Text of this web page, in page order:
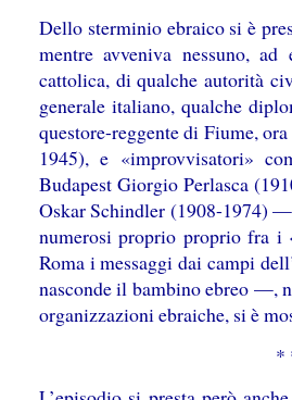
Dello sterminio ebraico si è
mentre avveniva nessuno,
cattolica, di qualche autorità
generale italiano, qualche
questore-reggente di Fiume,
1945), e «improvvisatori»
Budapest Giorgio Perlasca
Oskar Schindler (1908-1974)
numerosi proprio proprio fra i
Roma i messaggi dai campi
nasconde il bambino ebreo —,
organizzazioni ebraiche, si è
*